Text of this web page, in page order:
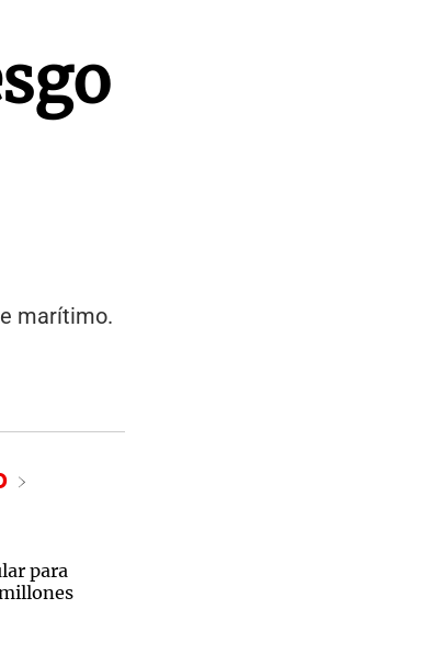
marítimo.
para